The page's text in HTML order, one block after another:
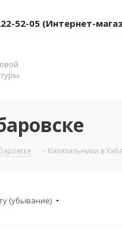
52-05 (Интернет-
- Кипятильники в
(убывание)